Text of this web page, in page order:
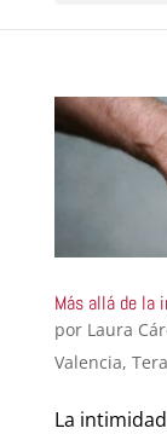
Más allá de la
por Laura
Valencia,
La